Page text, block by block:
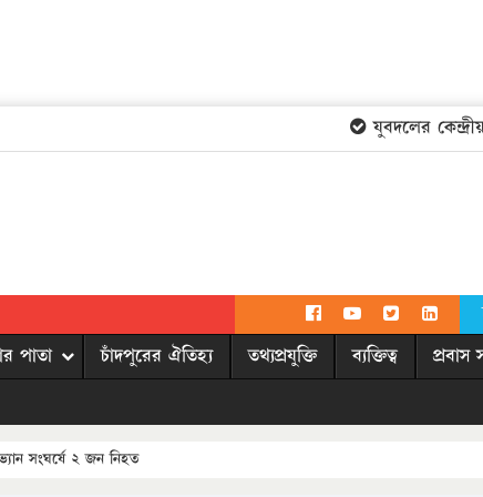
যুবদলের কেন্দ্রীয়
পাতা চাঁদপুরের ঐতিহ্য তথ্যপ্রযুক্তি ব্যক্তিত্ব প্রবাস
সংঘর্ষে ২ জন নিহত